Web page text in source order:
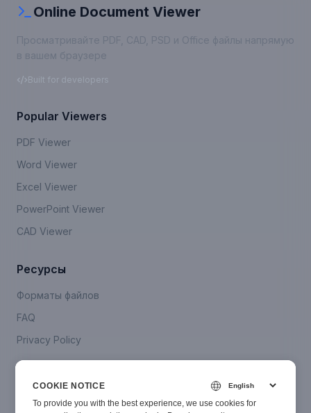
Online Document Viewer
Просматривайте PDF, CAD, PSD и Office файлы напрямую
в вашем браузере
Built for developers
Popular Viewers
PDF Viewer
Word Viewer
Excel Viewer
PowerPoint Viewer
CAD Viewer
Ресурсы
Форматы файлов
FAQ
Privacy Policy
Свяжитесь с нами
COOKIE NOTICE
To provide you with the best experience, we use cookies for